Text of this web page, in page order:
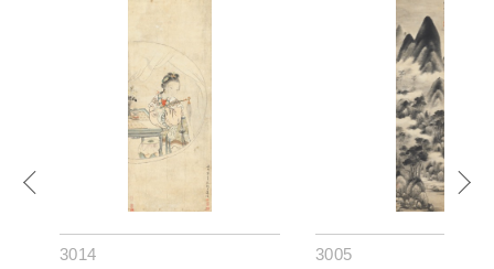
3014
3005